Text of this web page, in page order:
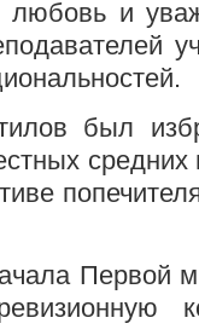
и
был
Первой